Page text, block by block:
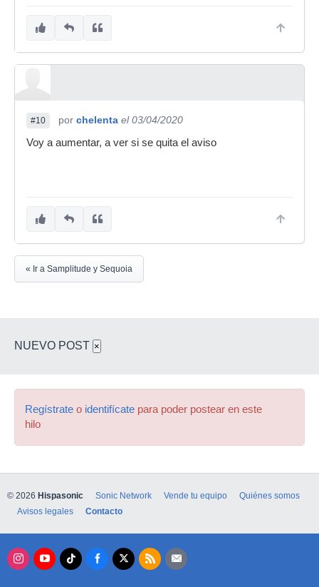
#10 por chelenta el 03/04/2020
Voy a aumentar, a ver si se quita el aviso
« Ir a Samplitude y Sequoia
NUEVO POST ×
Regístrate o identifícate para poder postear en este
hilo
© 2026 Hispasonic Sonic Network Vende tu equipo
Quiénes somos
Avisos legales
Contacto